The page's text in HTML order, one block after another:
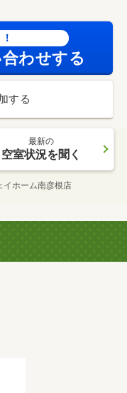
わせする
する
最新の
空室状況を聞く
イホーム南彦根店